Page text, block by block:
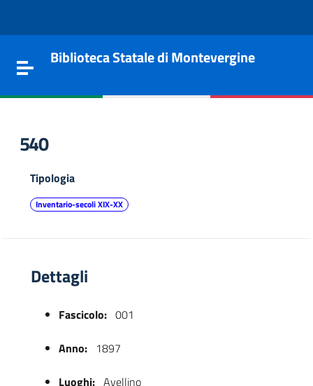
Toggle navigation
Biblioteca Statale di Montevergine
540
Tipologia
Inventario-secoli XIX-XX
Dettagli
Fascicolo: 001
Anno: 1897
Luoghi: Avellino